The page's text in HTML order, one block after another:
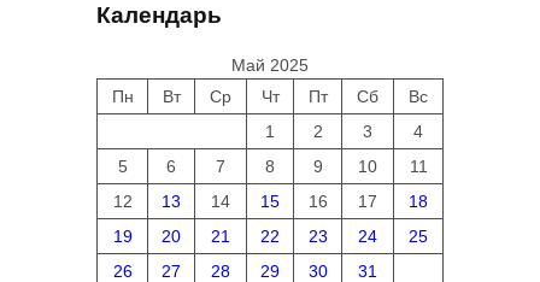
Календарь
Май 2025
Пн
Вт Ср Чт Пт Сб
Вс
1
2 3
4
5
6 7 8 9 10
11
12
13 14 15 16 17
18
19
20 21 22 23 24
25
26
27 28 29 30
31